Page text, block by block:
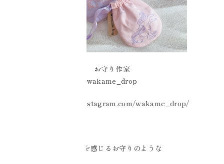
お守り作家
wakame_drop
https://www.instagram.com/wakame_drop/
温もりを感じるお守りのような